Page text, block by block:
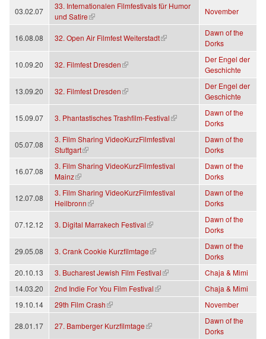
03.02.07
33. Internationalen Filmfestivals für Humor
und Satire
(Link ist extern)
November
16.08.08 32. Open Air Filmfest Weiterstadt
(Link ist extern)
Dawn of the
Dorks
10.09.20 32. Filmfest Dresden
(Link ist extern)
Der Engel der
Geschichte
13.09.20 32. Filmfest Dresden
(Link ist extern)
Der Engel der
Geschichte
15.09.07 3. Phantastisches Trashfilm-Festival
(Link ist extern)
Dawn of the
Dorks
05.07.08
3. Film Sharing VideoKurzFilmfestival
Stuttgart
(Link ist extern)
Dawn of the
Dorks
16.07.08
3. Film Sharing VideoKurzFilmfestival
Mainz
(Link ist extern)
Dawn of the
Dorks
12.07.08
3. Film Sharing VideoKurzFilmfestival
Heilbronn
(Link ist extern)
Dawn of the
Dorks
07.12.12 3. Digital Marrakech Festival
(Link ist extern)
Dawn of the
Dorks
29.05.08 3. Crank Cookie Kurzfilmtage
(Link ist extern)
Dawn of the
Dorks
20.10.13
3. Bucharest Jewish Film Festival
(Link ist extern)
Chaja & Mimi
14.03.20
2nd Indie For You Film Festival
(Link ist extern)
Chaja & Mimi
19.10.14
29th Film Crash
(Link ist extern) November
28.01.17 27. Bamberger Kurzfilmtage
(Link ist extern)
Dawn of the
Dorks